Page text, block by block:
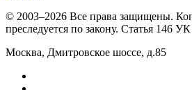
© 2003–2026 Все права защищены.
преследуется по закону. Статья 146
Москва, Дмитровское шоссе, д.85